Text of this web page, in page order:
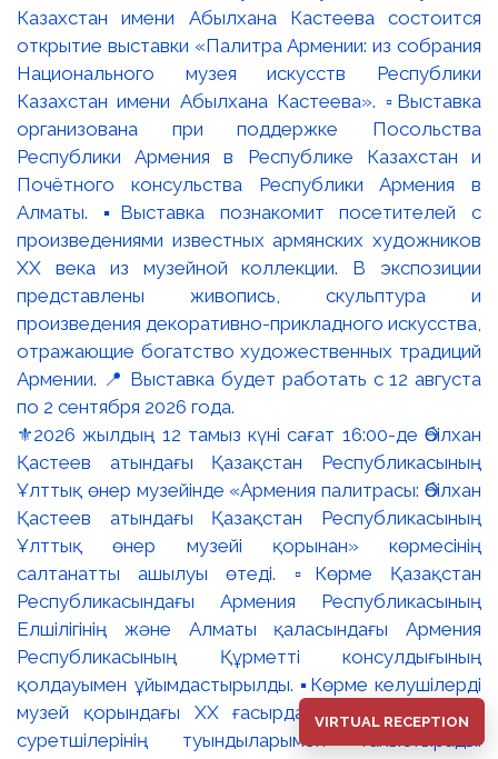
⚜️2026 жылдың 12 тамыз күні сағат 16:00-де Әбілхан
Қастеев атындағы Қазақстан Республикасының
Ұлттық өнер музейінде «Армения палитрасы: Әбілхан
Қастеев атындағы Қазақстан Республикасының
Ұлттық өнер музейі қорынан» көрмесінің
салтанатты ашылуы өтеді. ▫️Көрме Қазақстан
Республикасындағы Армения Республикасының
Елшілігінің және Алматы қаласындағы Армения
Республикасының Құрметті консулдығының
қолдауымен ұйымдастырылды. ▪️Көрме келушілерді
музей қорындағы ХХ ғасырдағы танымал армян
суретшілерінің туындыларымен таныстырады.
VIRTUAL RECEPTION